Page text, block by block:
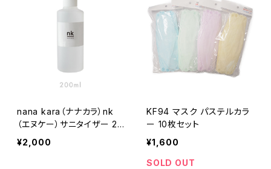
nana kara（ナナカラ）nk
（エヌケー）サニタイザー 20
0ml
¥2,000
KF94 マスク パステルカラ
ー 10枚セット
¥1,600
SOLD OUT